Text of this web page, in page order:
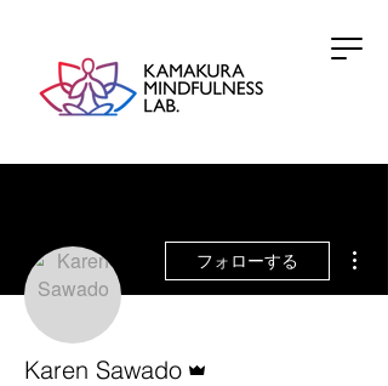
フォローする
Karen Sawado